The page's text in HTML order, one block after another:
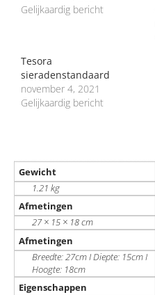
Gelijkaardig bericht
Tesora
sieradenstandaard
november 4, 2021
Gelijkaardig bericht
Gewicht
1.21 kg
Afmetingen
27 × 15 × 18 cm
Afmetingen
Breedte: 27cm I Diepte: 15cm I
Hoogte: 18cm
Eigenschappen